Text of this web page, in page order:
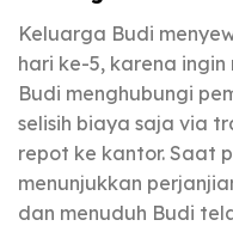
Keluarga Budi
hari ke-5, karena
Budi menghubungi
selisih biaya saja via
repot ke kantor. Saat
menunjukkan
dan menuduh Budi